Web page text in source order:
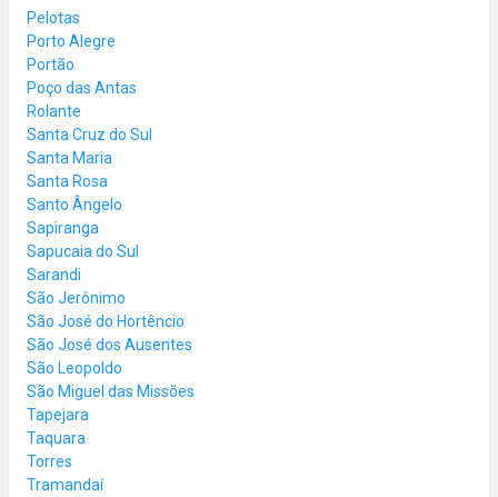
Pelotas
Porto Alegre
Portão
Poço das Antas
Rolante
Santa Cruz do Sul
Santa Maria
Santa Rosa
Santo Ângelo
Sapiranga
Sapucaia do Sul
Sarandi
São Jerônimo
São José do Hortêncio
São José dos Ausentes
São Leopoldo
São Miguel das Missões
Tapejara
Taquara
Torres
Tramandaí